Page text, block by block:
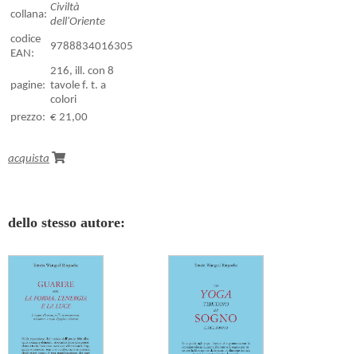
collana:
Civiltà
dell'Oriente
codice
EAN:
9788834016305
pagine:
216, ill. con 8
tavole f. t. a
colori
prezzo: € 21,00
acquista
dello stesso autore: